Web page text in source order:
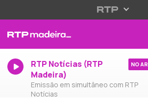
RTP Notícias (RTP
Madeira)
Emissão em simultâneo com RTP
Notícias
NO AR